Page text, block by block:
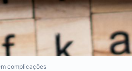
complicações